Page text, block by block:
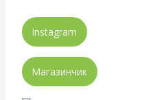
Instagram
Магазинчик